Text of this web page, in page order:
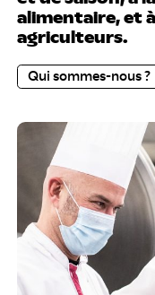
alimentaire, et
agriculteurs.
Qui sommes-nous ?